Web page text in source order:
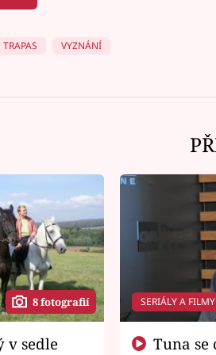
TRAPAS VYZNÁNÍ
8 fotografií SERIÁLY A FILMY